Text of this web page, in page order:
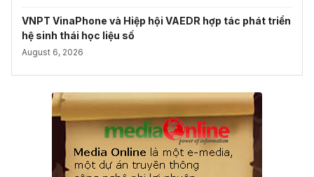
VNPT VinaPhone và Hiệp hội VAEDR hợp tác phát triển
hệ sinh thái học liệu số
August 6, 2026